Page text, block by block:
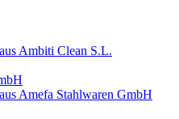
Ambiti Clean S.L.
Amefa Stahlwaren GmbH